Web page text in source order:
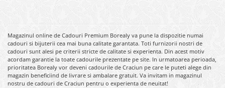
Magazinul online de Cadouri Premium Borealy va pune la dispozitie numai
cadouri si bijuterii cea mai buna calitate garantata. Toti furnizorii nostri de
cadouri sunt alesi pe criterii stricte de calitate si experienta. Din acest motiv
acordam garantie la toate cadourile prezentate pe site. In urmatoarea perioada,
prioritatea Borealy vor deveni cadourile de Craciun pe care le puteti alege din
magazin beneficiind de livrare si ambalare gratuit. Va invitam in magazinul
nostru de cadouri de Craciun pentru o experienta de neuitat!